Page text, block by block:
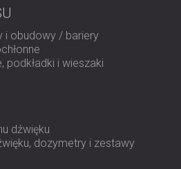
i obudowy / bariery
podkładki i wieszaki
dźwięku
dozymetry i zestawy